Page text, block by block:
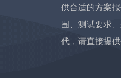
供合适的方案
围、测试要求
代，请直接提